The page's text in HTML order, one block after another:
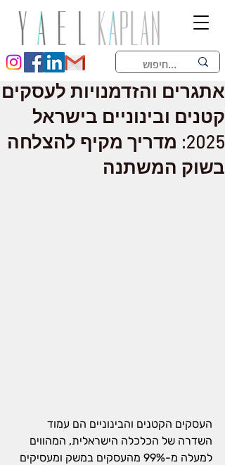
אתגרים והזדמנויות לעסקים
קטנים ובינוניים בישראל
2025: מדריך מקיף להצלחה
בשוק המשתנה
העסקים הקטנים והבינוניים הם עמוד
השדרה של הכלכלה הישראלית, המהווים
למעלה מ-99% מהעסקים במשק ומעסיקים